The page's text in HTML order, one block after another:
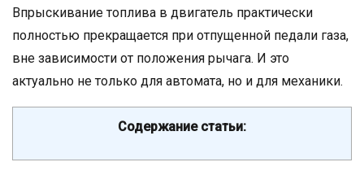
Впрыскивание топлива в двигатель практически
полностью прекращается при отпущенной педали газа,
вне зависимости от положения рычага. И это
актуально не только для автомата, но и для механики.
Содержание статьи: